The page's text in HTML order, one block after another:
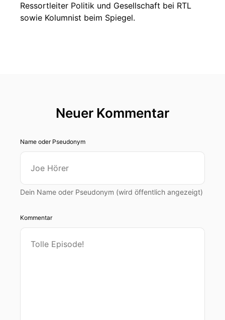
Ressortleiter Politik und Gesellschaft bei RTL
sowie Kolumnist beim Spiegel.
Neuer Kommentar
Name oder Pseudonym
Dein Name oder Pseudonym (wird öffentlich angezeigt)
Kommentar